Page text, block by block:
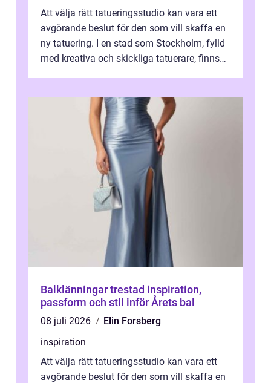
Att välja rätt tatueringsstudio kan vara ett
avgörande beslut för den som vill skaffa en
ny tatuering. I en stad som Stockholm, fylld
med kreativa och skickliga tatuerare, finns
Balklänningar trestad inspiration,
passform och stil inför Årets bal
08 juli 2026
Elin Forsberg
inspiration
Att välja rätt tatueringsstudio kan vara ett
avgörande beslut för den som vill skaffa en